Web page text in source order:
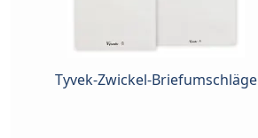
Tyvek-Zwickel-Briefumschläge